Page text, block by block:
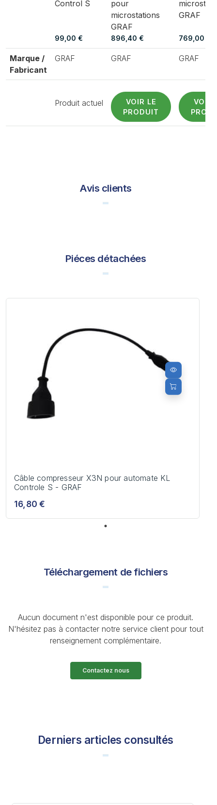
Control S
99,00 €
pour
microstations
GRAF
896,40 €
GRAF
769,00 €
Marque /
Fabricant
GRAF GRAF GRAF
Produit actuel
VOIR LE
PRODUIT
VOIR
Avis clients
Piéces détachées
Câble compresseur X3N pour automate KL
Controle S - GRAF
16,80 €
Téléchargement de fichiers
Aucun document n'est disponible pour ce produit.
N'hésitez pas à contacter notre service client pour tout
renseignement complémentaire.
Contactez nous
Derniers articles consultés